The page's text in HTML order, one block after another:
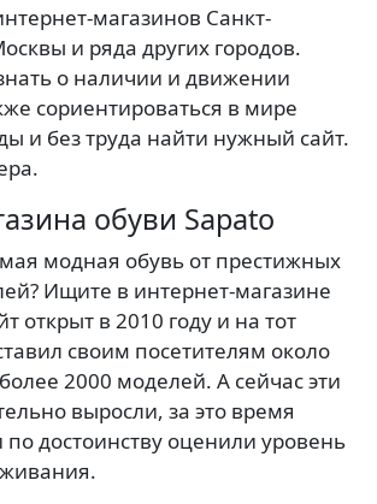
магазинов Санкт-
и ряда других городов.
о наличии и движении
сориентироваться в мире
и без труда найти нужный сайт.
обуви Sapato
модная обувь от престижных
Ищите в интернет-магазине
открыт в 2010 году и на тот
своим посетителям около
2000 моделей. А сейчас эти
выросли, за это время
по достоинству оценили уровень